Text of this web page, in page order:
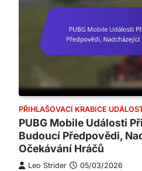
PŘIHLAŠOVACÍ KRABICE
PUBG Mobile Události
Budoucí Předpovědi,
Očekávání Hráčů
Leo Strider 05/03/2026